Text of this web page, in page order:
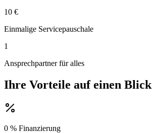
10 €
Einmalige Servicepauschale
1
Ansprechpartner für alles
Ihre Vorteile auf einen Blick
0 % Finanzierung